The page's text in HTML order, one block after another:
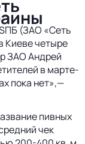
(ЗАО «Сеть
Киеве четыре
ЗАО Андрей
в марте-
пока нет»,—
пивных
чек